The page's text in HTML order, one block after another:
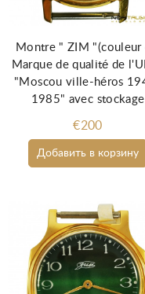
Добавить в корзину
Montre " ZIM "(couleur
Marque de qualité de
"Moscou ville-héros
1985" avec stockage
€200